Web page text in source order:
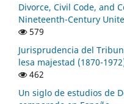
Divorce, Civil Code, and
Nineteenth-Century
579
Jurisprudencia del
lesa majestad (1870-
462
Un siglo de estudios de